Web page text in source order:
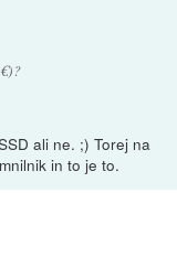
ali ne. ;) Torej na
in to je to.